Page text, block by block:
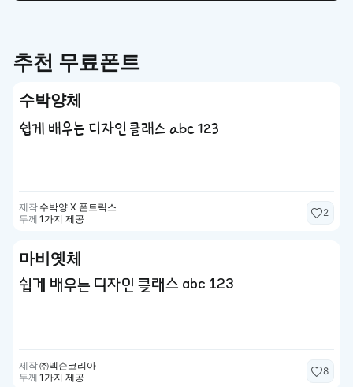
추천 무료폰트
수박양체
쉽게 배우는 디자인 클래스 abc 123
제작 수박양 X 폰트릭스
두께 1가지 제공
2
마비옛체
쉽게 배우는 디자인 클래스 abc 123
제작㈜넥슨코리아
두께 1가지 제공
8